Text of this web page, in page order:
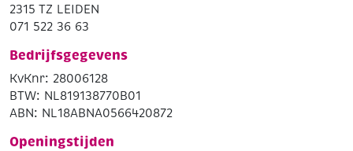
2315 TZ LEIDEN
071 522 36 63
Bedrijfsgegevens
KvKnr: 28006128
BTW: NL819138770B01
ABN: NL18ABNA0566420872
Openingstijden